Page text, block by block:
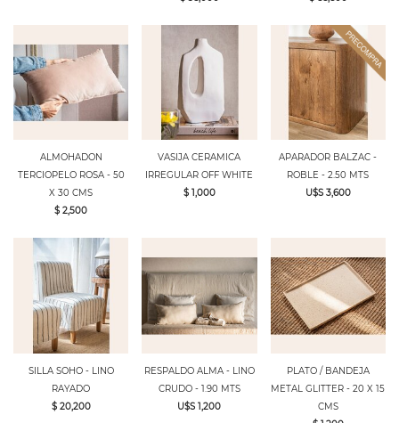
ALMOHADON
TERCIOPELO ROSA - 50
X 30 CMS
$ 2,500
VASIJA CERAMICA
IRREGULAR OFF WHITE
$ 1,000
APARADOR BALZAC -
ROBLE - 2.50 MTS
U$S 3,600
SILLA SOHO - LINO
RAYADO
$ 20,200
RESPALDO ALMA - LINO
CRUDO - 1.90 MTS
U$S 1,200
PLATO / BANDEJA
METAL GLITTER - 20 X 15
CMS